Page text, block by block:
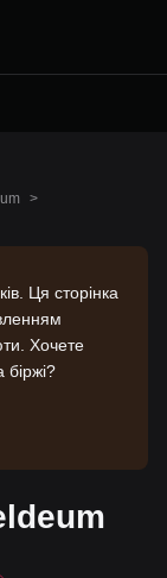
>
Ця сторінка
Хочете